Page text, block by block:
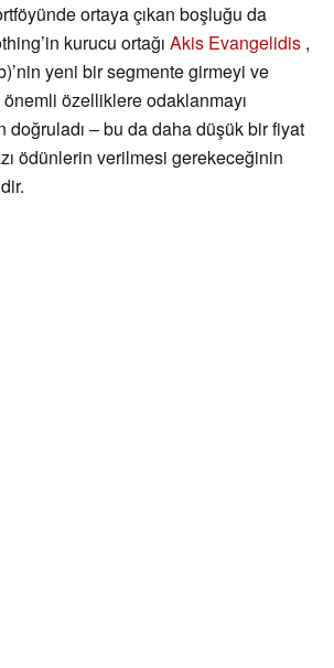
ortaya çıkan boşluğu da
kurucu ortağı Akis Evangelidis ,
yeni bir segmente girmeyi ve
önemli özelliklere odaklanmayı
doğruladı – bu da daha düşük bir fiyat
ödünlerin verilmesi gerekeceğinin